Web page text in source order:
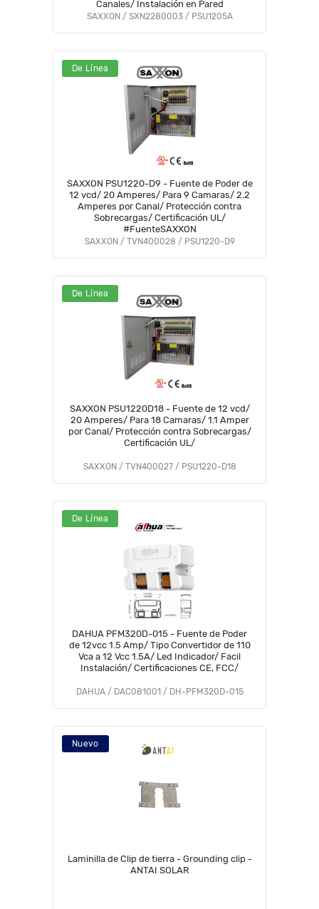
Canales/ Instalación en Pared
SAXXON / SXN2280003 / PSU1205A
De Línea
SAXXON PSU1220-D9 - Fuente de Poder de
12 vcd/ 20 Amperes/ Para 9 Camaras/ 2.2
Amperes por Canal/ Protección contra
Sobrecargas/ Certificación UL/
#FuenteSAXXON
SAXXON / TVN400028 / PSU1220-D9
De Línea
SAXXON PSU1220D18 - Fuente de 12 vcd/
20 Amperes/ Para 18 Camaras/ 1.1 Amper
por Canal/ Protección contra Sobrecargas/
Certificación UL/
SAXXON / TVN400027 / PSU1220-D18
De Línea
DAHUA PFM320D-015 - Fuente de Poder
de 12vcc 1.5 Amp/ Tipo Convertidor de 110
Vca a 12 Vcc 1.5A/ Led Indicador/ Facil
Instalación/ Certificaciones CE, FCC/
DAHUA / DAC081001 / DH-PFM320D-015
Nuevo
Laminilla de Clip de tierra - Grounding clip -
ANTAI SOLAR